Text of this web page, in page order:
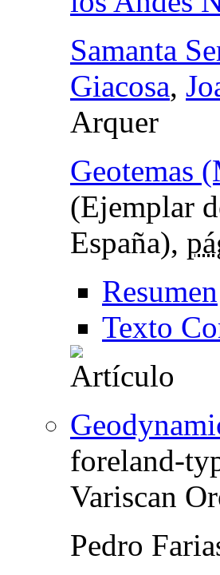
Samanta
Giacosa,
Arquer
Geotemas
(Ejemplar
España),
Resumen
Texto
Variscan
Pedro